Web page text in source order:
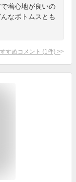
着心地が良いの
なボトムスとも
すめコメント (1 件) >